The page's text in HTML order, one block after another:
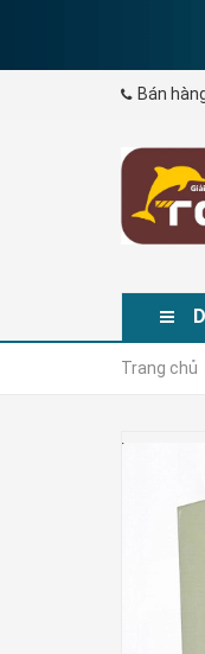
Bán
Trang chủ